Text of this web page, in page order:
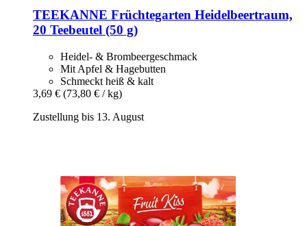
TEEKANNE Früchtegarten Heidelbeertraum,
20 Teebeutel (50 g)
Heidel- & Brombeergeschmack
Mit Apfel & Hagebutten
Schmeckt heiß & kalt
3,69 € (73,80 € / kg)
Zustellung bis 13. August